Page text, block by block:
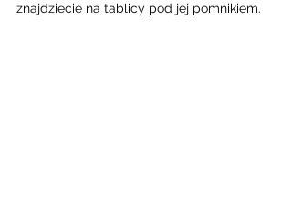
znajdziecie na tablicy pod jej pomnikiem.